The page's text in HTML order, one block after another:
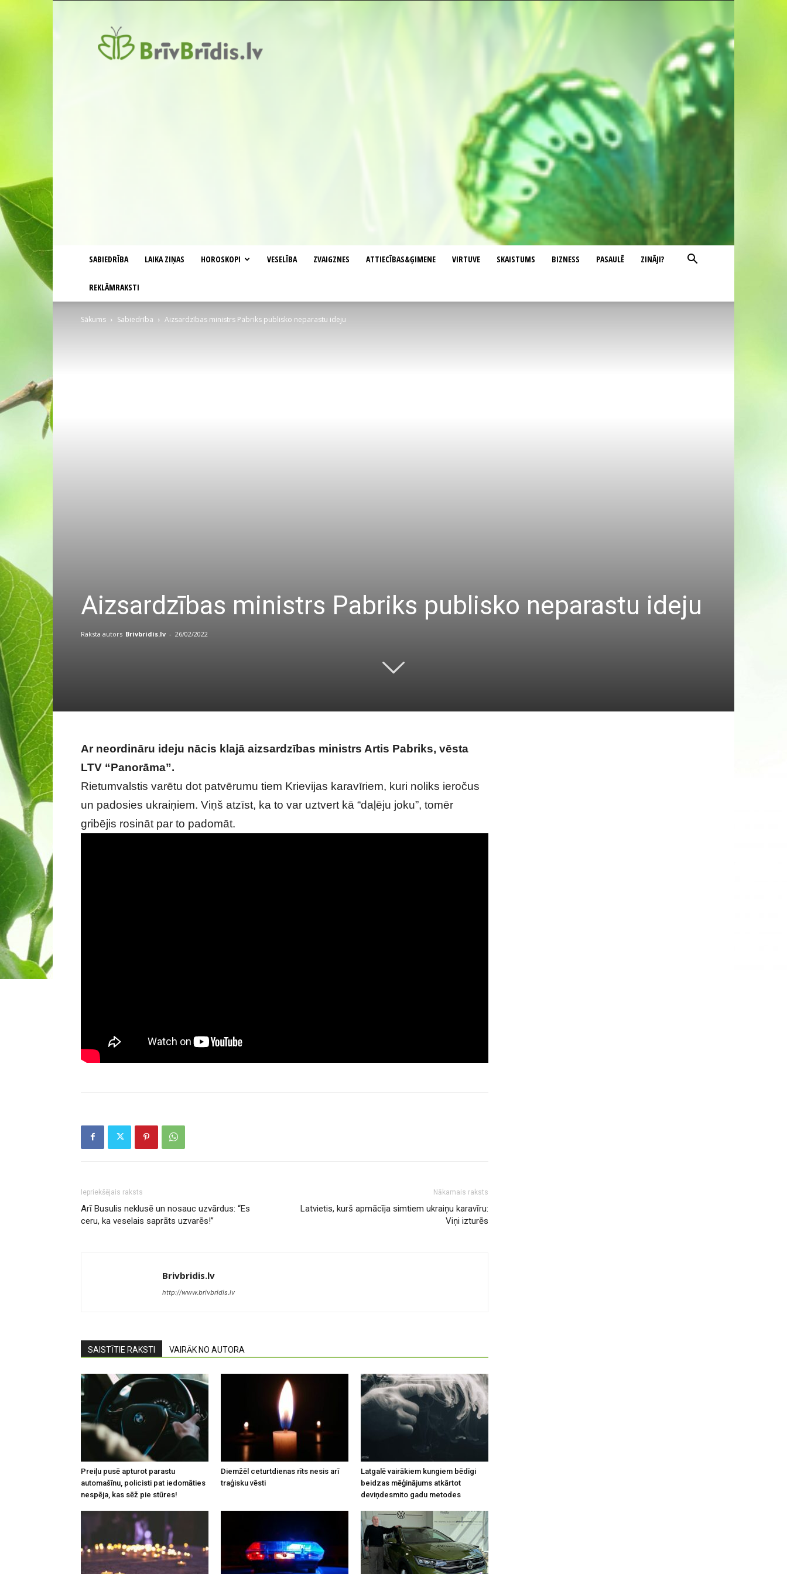
SABIEDRĪBA LAIKA ZIŅAS HOROSKOPI VESELĪBA ZVAIGZNES ATTIECĪBAS&ĢIMENE VIRTUVE SKAISTUMS BIZNESS PASAULĒ ZINĀJI?
REKLĀMRAKSTI
Sākums Sabiedrība Aizsardzības ministrs Pabriks publisko neparastu ideju
Aizsardzības ministrs Pabriks publisko neparastu ideju
Raksta autors Brivbridis.lv - 26/02/2022
Ar neordināru ideju nācis klajā aizsardzības ministrs Artis Pabriks, vēsta
LTV “Panorāma”.
Rietumvalstis varētu dot patvērumu tiem Krievijas karavīriem, kuri noliks ieročus
un padosies ukraiņiem. Viņš atzīst, ka to var uztvert kā “daļēju joku”, tomēr
gribējis rosināt par to padomāt.
Iepriekšējais raksts
Arī Busulis neklusē un nosauc uzvārdus: “Es
ceru, ka veselais saprāts uzvarēs!”
Nākamais raksts
Latvietis, kurš apmācīja simtiem ukraiņu karavīru:
Viņi izturēs
Brivbridis.lv
http://www.brivbridis.lv
SAISTĪTIE RAKSTI VAIRĀK NO AUTORA
Preiļu pusē apturot parastu
automašīnu, policisti pat iedomāties
nespēja, kas sēž pie stūres!
Diemžēl ceturtdienas rīts nesis arī
traģisku vēsti
Latgalē vairākiem kungiem bēdīgi
beidzas mēģinājums atkārtot
deviņdesmito gadu metodes